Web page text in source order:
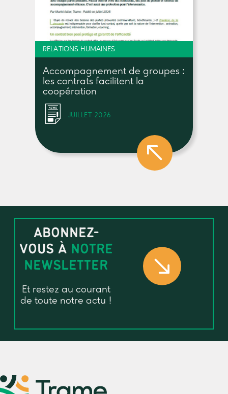
RELATIONS HUMAINES
Accompagnement de groupes :
les contrats facilitent la
coopération
JUILLET 2026
ABONNEZ-
VOUS À NOTRE
NEWSLETTER
Et restez au courant
de toute notre actu !